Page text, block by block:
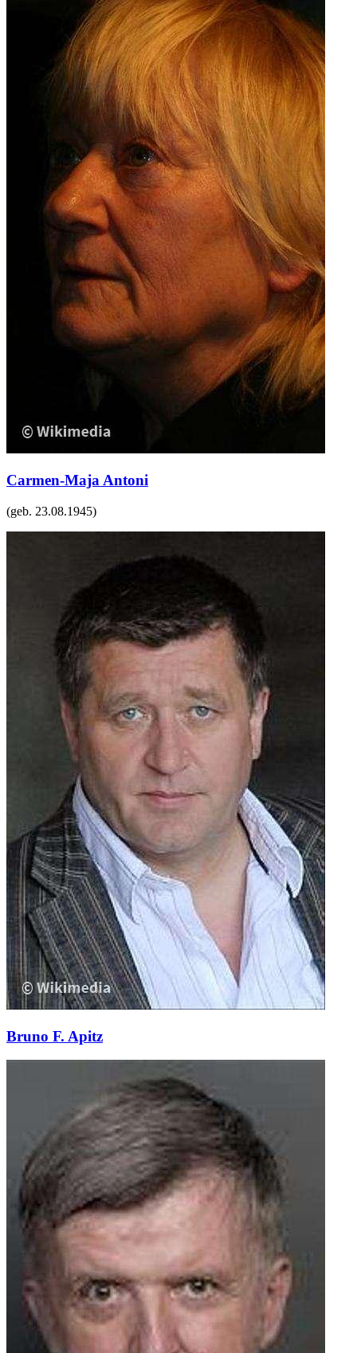
Carmen-Maja Antoni
(geb. 23.08.1945)
Bruno F. Apitz